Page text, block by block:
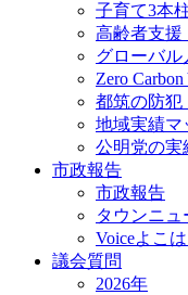
子育て3本
高齢者支援
グローバル
Zero
都筑の防犯
地域実績マ
公明党の実
市政報告
市政報告
タウンニュ
Voiceよこは
議会質問
2026年